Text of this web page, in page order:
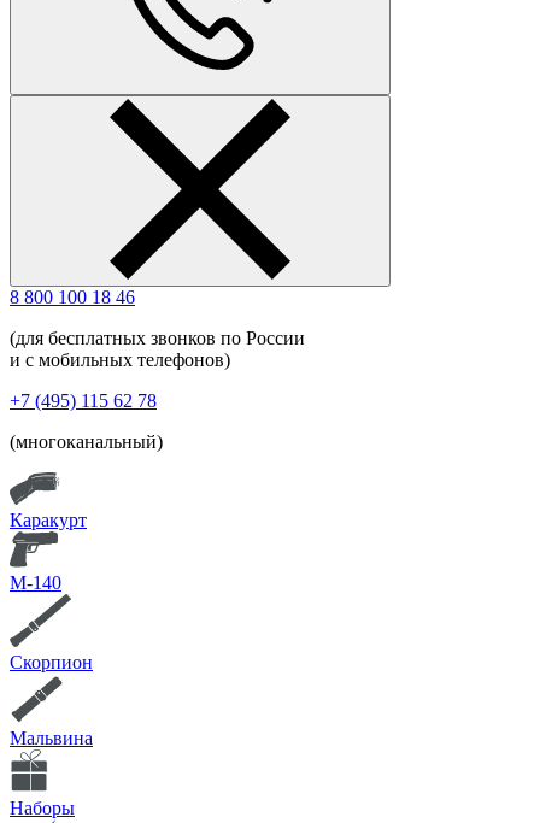
8 800 100 18 46
(для бесплатных звонков по России
и с мобильных телефонов)
+7 (495) 115 62 78
(многоканальный)
Каракурт
М-140
Скорпион
Мальвина
Наборы